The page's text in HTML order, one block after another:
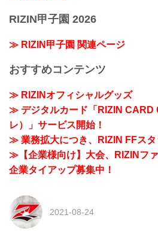
RIZIN甲子園 2026
≫ RIZIN甲子園 関連ページ
おすすめコンテンツ
≫ RIZINオフィシャルグッズ
≫ デジタルカード「RIZIN CARD
レ）」サービス開始！
≫ 業務拡大につき、RIZIN FFスタ
≫【企業様向け】大会、RIZINフ
企業タイアップ募集中！
2021-08-24